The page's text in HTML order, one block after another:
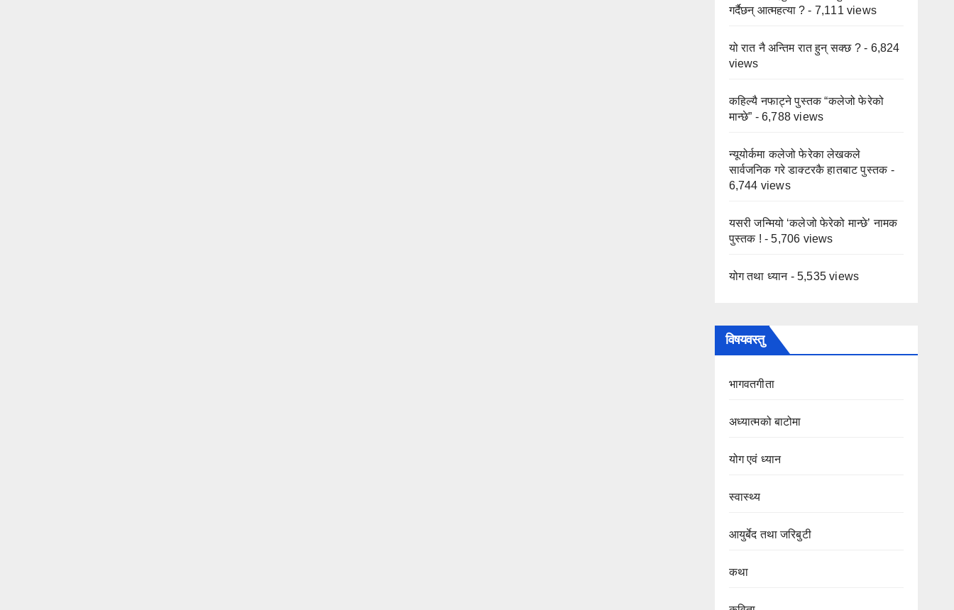
गर्दैछन् आत्महत्या ? - 7,111 views
यो रात नै अन्तिम रात हुन् सक्छ ?- 6,824
views
कहिल्यै नफाट्ने पुस्तक “कलेजो फेरेको
मान्छे” - 6,788 views
न्यूयोर्कमा कलेजो फेरेका लेखकले
सार्वजनिक गरे डाक्टरकै हातबाट पुस्तक-
6,744 views
यसरी जन्मियो ‘कलेजो फेरेको मान्छे’ नामक
पुस्तक ! - 5,706 views
योग तथा ध्यान- 5,535 views
विषयवस्तु
भागवतगीता
अध्यात्मको बाटोमा
योग एवं ध्यान
स्वास्थ्य
आयुर्बेद तथा जरिबुटी
कथा